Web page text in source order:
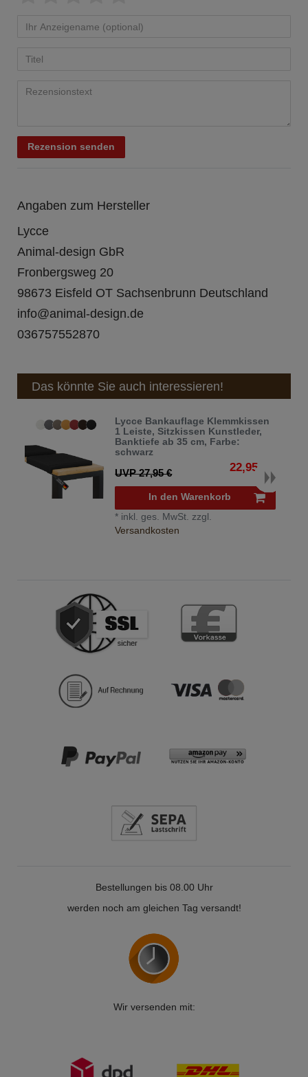
Rezension senden
Angaben zum Hersteller
Lycce
Animal-design GbR
Fronbergsweg 20
98673 Eisfeld OT Sachsenbrunn Deutschland
info@animal-design.de
036757552870
Das könnte Sie auch interessieren!
Lycce Bankauflage Klemmkissen
1 Leiste, Sitzkissen Kunstleder,
Banktiefe ab 35 cm, Farbe:
schwarz
UVP 27,95 €
22,95 € *
In den Warenkorb
* inkl. ges. MwSt. zzgl.
Versandkosten
Bestellungen bis 08.00 Uhr
werden noch am gleichen Tag versandt!
Wir versenden mit: